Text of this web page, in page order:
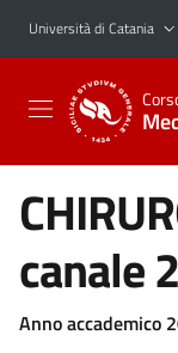
Vai al contenuto
Vai al menu di
Università di Catania
canale 2
Anno accademico